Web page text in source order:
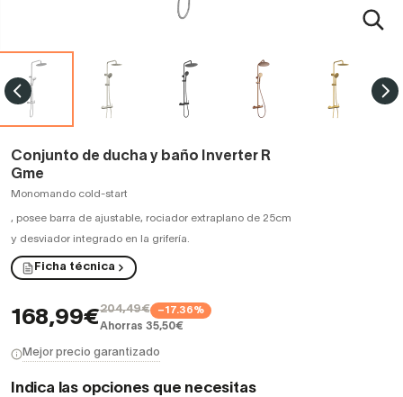
Conjunto de ducha y baño Inverter R
Gme
Monomando cold-start
, posee barra de ajustable, rociador extraplano de 25cm
y desviador integrado en la grifería.
Ficha técnica
168,99€204,49€ −17.36%
Ahorras 35,50€
Mejor precio garantizado
Indica las opciones que necesitas